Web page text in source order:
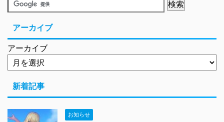
アーカイブ
アーカイブ
新着記事
お知らせ